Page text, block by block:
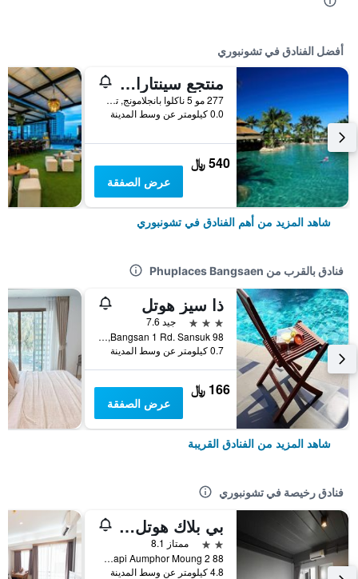
أفضل الفنادق في تشونبوري
منتجع سينتارا جراند ميراج بيتش - باتايا
277 مو 5 ناكلوا بانجلامونج, تشونبوري, تايلاند
0.0 كيلومتر عن وسط المدينة
540 ﷼
عرض الصفقة
شاهد المزيد من أهم الفنادق في تشونبوري
فنادق بالقرب من Phuplaces Bangsaen
ذا سيز هوتل
3 نجوم
جيد 7.6
98 Bangsan 1 Rd. Sansuk, تشونبوري, تايلاند
0.7 كيلومتر عن وسط المدينة
166 ﷼
عرض الصفقة
شاهد المزيد من الفنادق القريبة
فنادق رخيصة في تشونبوري
بي بلاك هوتل تشونبوري
2 نجمتين
ممتاز 8.1
88 2 Moo 3 Tambon Huai Kapi Aumphor Moung, تشونبوري, تايلاند
4.8 كيلومتر عن وسط المدينة